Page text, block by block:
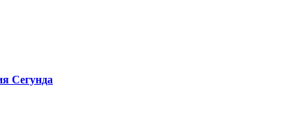
Сегунда